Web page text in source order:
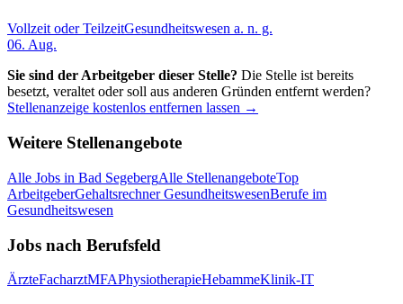
Vollzeit oder TeilzeitGesundheitswesen a. n. g.
06. Aug.
Sie sind der Arbeitgeber dieser Stelle? Die Stelle ist bereits
besetzt, veraltet oder soll aus anderen Gründen entfernt werden?
Stellenanzeige kostenlos entfernen lassen →
Weitere Stellenangebote
Alle Jobs in Bad SegebergAlle StellenangeboteTop
ArbeitgeberGehaltsrechner GesundheitswesenBerufe im
Gesundheitswesen
Jobs nach Berufsfeld
ÄrzteFacharztMFAPhysiotherapieHebammeKlinik-IT